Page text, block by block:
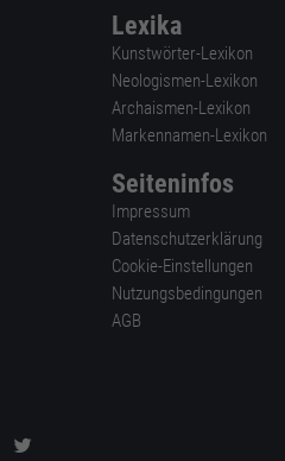
Lexika
Kunstwörter-Lexikon
Neologismen-Lexikon
Archaismen-Lexikon
Markennamen-Lexikon
Seiteninfos
Impressum
Datenschutzerklärung
Cookie-Einstellungen
Nutzungsbedingungen
AGB